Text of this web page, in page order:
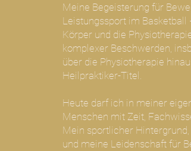
Meine Begeisterung für
Leistungssport im
Körper und die
komplexer Beschwerden,
über die Physiotherapie
Heilpraktiker-Titel.
Heute darf ich in meiner
Menschen mit Zeit,
Mein sportlicher
und meine Leidenschaft für